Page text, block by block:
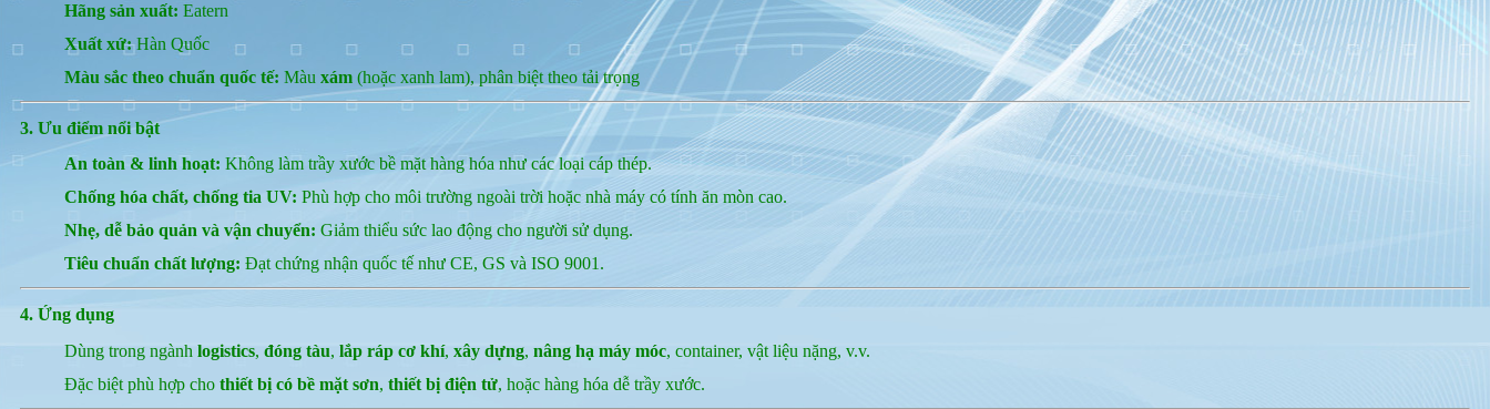
Hãng sản xuất: Eatern
Xuất xứ:Hàn Quốc
Màu sắc theo chuẩn quốc tế: Màu xám (hoặc xanh lam), phân biệt theo tải trọng
3. Ưu điểm nổi bật
An toàn & linh hoạt: Không làm trầy xước bề mặt hàng hóa như các loại cáp thép.
Chống hóa chất, chống tia UV: Phù hợp cho môi trường ngoài trời hoặc nhà máy có tính ăn mòn cao.
Nhẹ, dễ bảo quản và vận chuyển: Giảm thiểu sức lao động cho người sử dụng.
Tiêu chuẩn chất lượng: Đạt chứng nhận quốc tế như CE, GS và ISO 9001.
4. Ứng dụng
Dùng trong ngành logistics, đóng tàu, lắp ráp cơ khí, xây dựng, nâng hạ máy móc, container, vật liệu nặng, v.v.
Đặc biệt phù hợp cho thiết bị có bề mặt sơn, thiết bị điện tử, hoặc hàng hóa dễ trầy xước.